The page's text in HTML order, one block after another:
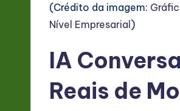
ft
(Crédito da imagem:
Nível Empresarial)
IA
Reais de